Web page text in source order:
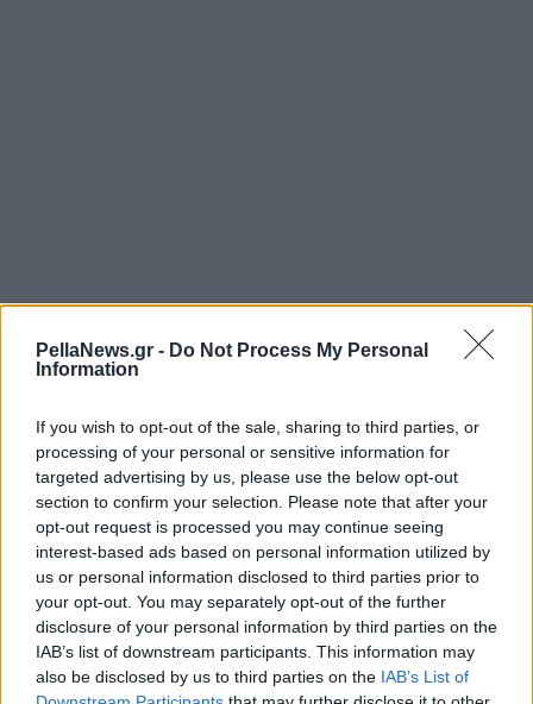
PellaNews.gr - Do Not Process My Personal
Information
If you wish to opt-out of the sale, sharing to third parties, or
processing of your personal or sensitive information for
targeted advertising by us, please use the below opt-out
section to confirm your selection. Please note that after your
opt-out request is processed you may continue seeing
interest-based ads based on personal information utilized by
us or personal information disclosed to third parties prior to
your opt-out. You may separately opt-out of the further
disclosure of your personal information by third parties on the
IAB’s list of downstream participants. This information may
also be disclosed by us to third parties on the IAB’s List of
Ιστορική Ειδική
προς τιμήν του
Οικουμενικού
Πατριάρχη κ.κ.
Βαρθολομαίου
04 Απριλίου 2026
Βράβευση του
Προέδρου της Βουλής
των Ελλήνων από το
Εργαστήριο Ιστορίας